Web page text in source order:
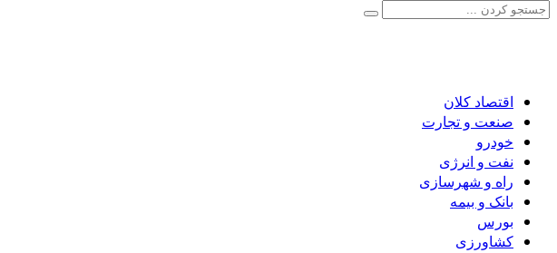
اقتصاد کلان
صنعت و تجارت
خودرو
نفت و انرژی
راه و شهرسازی
بانک و بیمه
بورس
کشاورزی